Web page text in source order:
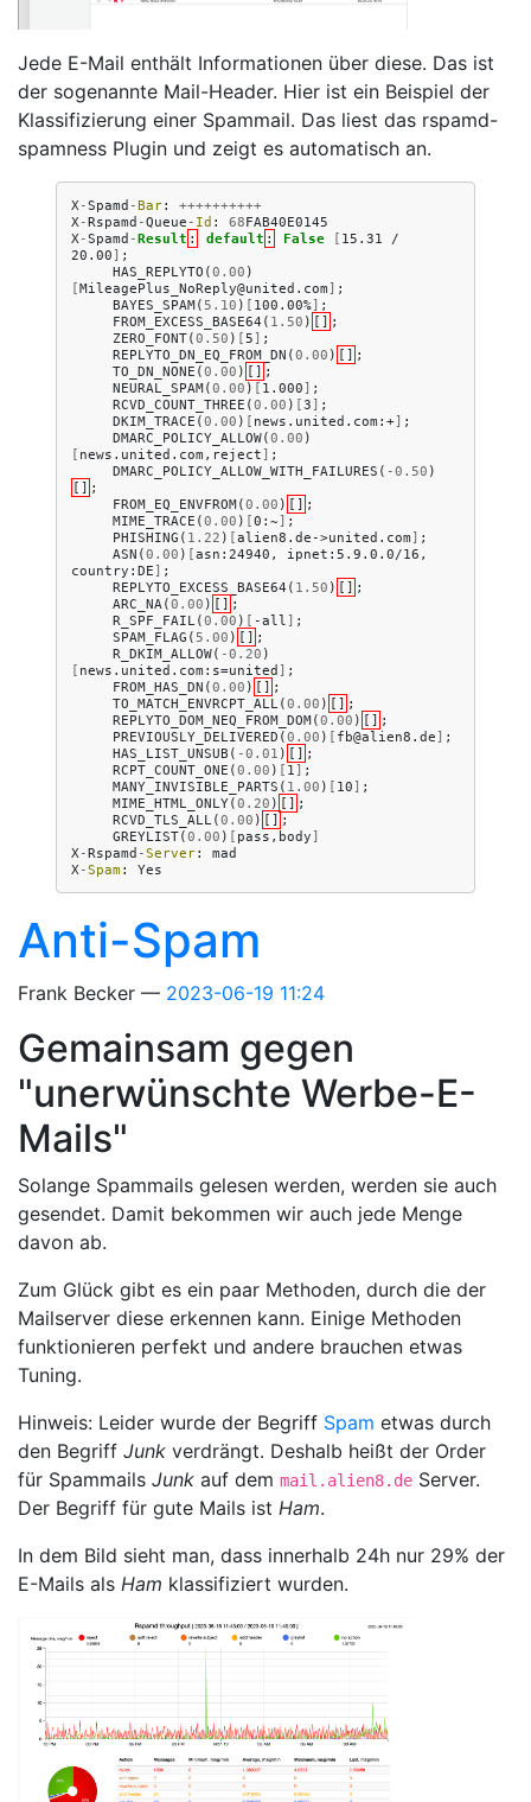
Jede E-Mail enthält Informationen über diese. Das ist
der sogenannte Mail-Header. Hier ist ein Beispiel der
Klassifizierung einer Spammail. Das liest das rspamd-
spamness Plugin und zeigt es automatisch an.
X-Spamd -Bar:
++++++++++
X-Rspamd -Queue - Id : 68FAB40E0145
X-Spamd -Result : default : False [ 15.31 /
20.00 ] ;
HAS_REPLYTO (0.00 )
[MileagePlus_NoReply@united.com ] ;
BAYES_SPAM(5.10 ) [ 100.00%] ;
FROM_EXCESS_BASE64 ( 1.50 ) [] ;
ZERO_FONT(0.50 ) [5 ] ;
REPLYTO_DN_EQ_FROM_DN (0.00 ) [] ;
TO_DN_NONE (0.00 ) [] ;
NEURAL_SPAM(0.00 ) [ 1.000 ] ;
RCVD_COUNT_THREE (0.00 ) [3 ] ;
DKIM_TRACE (0.00 ) [ news.united.com:+] ;
DMARC_POLICY_ALLOW(0.00 )
[ news.united.com,reject ] ;
DMARC_POLICY_ALLOW_WITH_FAILURES ( -0.50 )
[] ;
FROM_EQ_ENVFROM(0.00 ) [] ;
MIME_TRACE (0.00 ) [0:~] ;
PHISHING ( 1.22 ) [alien8.de->united.com ] ;
ASN (0.00 ) [asn:24940, ipnet:5.9.0.0/16,
country:DE ] ;
REPLYTO_EXCESS_BASE64 ( 1.50 ) [] ;
ARC_NA(0.00 ) [] ;
R_SPF_FAIL(0.00 ) [ -all ] ;
SPAM_FLAG (5.00 ) [] ;
R_DKIM_ALLOW( -0.20 )
[ news.united.com:s=united ] ;
FROM_HAS_DN (0.00 ) [] ;
TO_MATCH_ENVRCPT_ALL(0.00 ) [] ;
REPLYTO_DOM_NEQ_FROM_DOM(0.00 ) [] ;
PREVIOUSLY_DELIVERED (0.00 ) [ fb@alien8.de ] ;
HAS_LIST_UNSUB ( -0.01 ) [] ;
RCPT_COUNT_ONE (0.00 ) [ 1 ] ;
MANY_INVISIBLE_PARTS ( 1.00 ) [ 10 ] ;
MIME_HTML_ONLY(0.20 ) [] ;
RCVD_TLS_ALL(0.00 ) [] ;
GREYLIST(0.00 ) [ pass,body ]
X-Rspamd -Server:
mad
X-Spam: Yes
Anti-Spam
Frank Becker 2023-06-19 11:24
Gemainsam gegen
"unerwünschte Werbe-E-
Mails"
Solange Spammails gelesen werden, werden sie auch
gesendet. Damit bekommen wir auch jede Menge
davon ab.
Zum Glück gibt es ein paar Methoden, durch die der
Mailserver diese erkennen kann. Einige Methoden
funktionieren perfekt und andere brauchen etwas
Tuning.
Hinweis: Leider wurde der Begriff Spam etwas durch
den Begriff Junk verdrängt. Deshalb heißt der Order
für Spammails Junk auf dem mail.alien8.de Server.
Der Begriff für gute Mails ist Ham.
In dem Bild sieht man, dass innerhalb 24h nur 29% der
E-Mails als Ham klassifiziert wurden.